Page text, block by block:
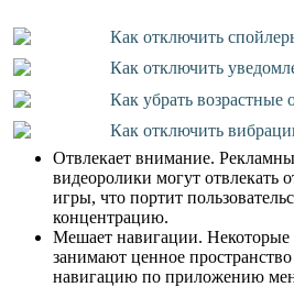
Как отключить
Как отключить
Как убрать возрастные
Как отключить
Отвлекает внимание.
видеоролики могут отвлекать
игры, что портит
концентрацию.
Мешает навигации.
занимают ценное пространство
навигацию по приложению